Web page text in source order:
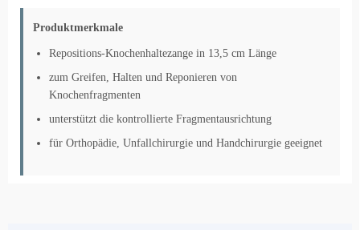
Produktmerkmale
Repositions-Knochenhaltezange in 13,5 cm Länge
zum Greifen, Halten und Reponieren von
Knochenfragmenten
unterstützt die kontrollierte Fragmentausrichtung
für Orthopädie, Unfallchirurgie und Handchirurgie geeignet